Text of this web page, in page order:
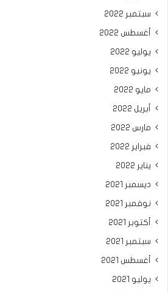
سبتمبر 2022
أغسطس 2022
يوليو 2022
يونيو 2022
مايو 2022
أبريل 2022
مارس 2022
فبراير 2022
يناير 2022
ديسمبر 2021
نوفمبر 2021
أكتوبر 2021
سبتمبر 2021
أغسطس 2021
يوليو 2021